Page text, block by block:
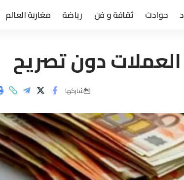
حوادث ثقافة و فن رياضة مغاربة العالم
دون تصريح
شاركها